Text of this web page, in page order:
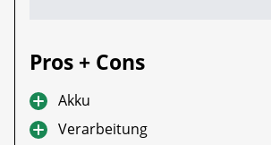
Pros + Cons
Akku
Verarbeitung